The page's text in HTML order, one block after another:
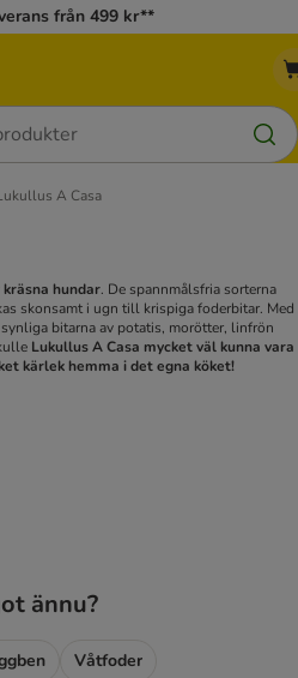
från 499 kr**
A Casa
hundar. De spannmålsfria sorterna
skonsamt i ugn till krispiga foderbitar. Med
bitarna av potatis, morötter, linfrön
Lukullus A Casa mycket väl kunna vara
kärlek hemma i det egna köket!
ännu?
Våtfoder